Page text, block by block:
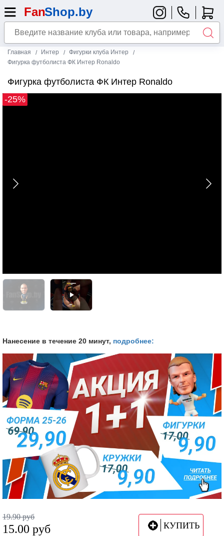
Главная Интер
Фигурки клуба Интер
Фигурка футболиста ФК Интер Ronaldo
Фигурка футболиста ФК Интер Ronaldo
-25%
Нанесение в течение 20 минут, подробнее:
19.90 руб
15.00 руб КУПИТЬ